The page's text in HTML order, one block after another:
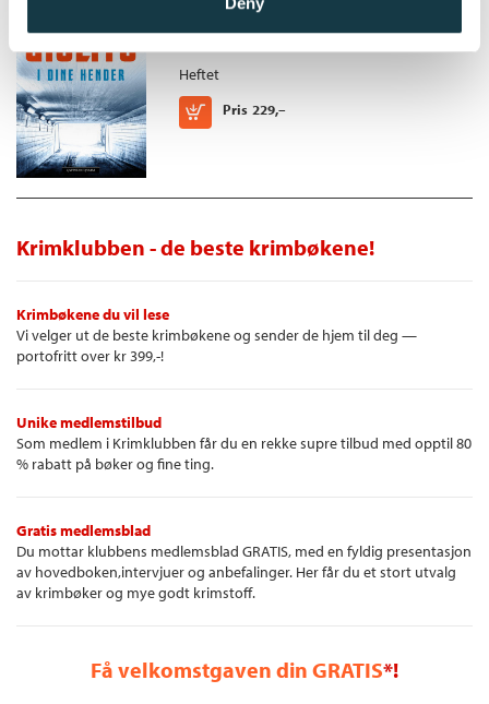
Malin Persson Giolito
Heftet
Pris 229,–
Kjøp
Krimklubben - de beste krimbøkene!
Krimbøkene du vil lese
Vi velger ut de beste krimbøkene og sender de hjem til deg —
portofritt over kr 399,-!
Unike medlemstilbud
Som medlem i Krimklubben får du en rekke supre tilbud med opptil 80
% rabatt på bøker og fine ting.
Gratis medlemsblad
Du mottar klubbens medlemsblad GRATIS, med en fyldig presentasjon
av hovedboken,intervjuer og anbefalinger. Her får du et stort utvalg
av krimbøker og mye godt krimstoff.
Få velkomstgaven din GRATIS*!